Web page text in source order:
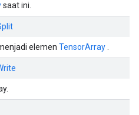
saat ini.
elemen TensorArray